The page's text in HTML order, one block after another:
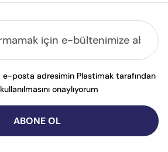
ABONE OL
e-posta adresimin Plastimak tarafından
onaylıyorum